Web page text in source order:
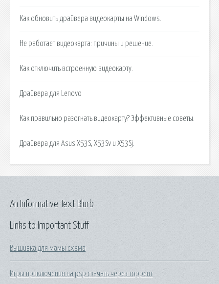
Как обновить драйвера видеокарты на Windows.
Не работает видеокарта: причины и решение.
Как отключить встроенную видеокарту.
Драйвера для Lenovo
Как правильно разогнать видеокарту? Эффективные советы.
Драйвера для Asus X53S, X53Sv и X53Sj.
Links to Important Stuff
Вышивка для мамы схема
Игры приключения на psp скачать через торрент
An Informative Text Blurb